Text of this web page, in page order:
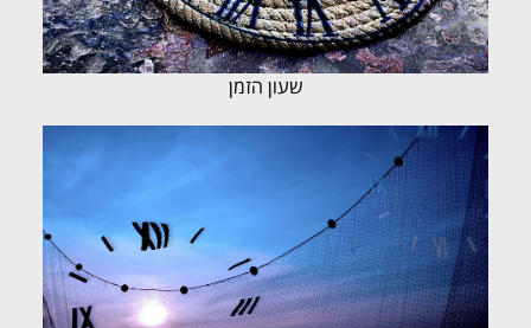
שעון הזמן